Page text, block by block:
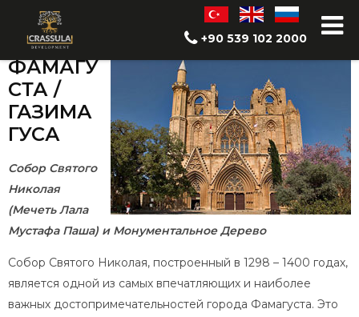
+90 539 102 2000
Историческое наследие
ФАМАГУ
СТА /
ГАЗИМА
ГУСА
Собор Святого
Николая
(Мечеть Лала
Мустафа Паша) и Монументальное Дерево
Собор Святого Николая, построенный в 1298 – 1400 годах,
является одной из самых впечатляющих и наиболее
важных достопримечательностей города Фамагуста. Это